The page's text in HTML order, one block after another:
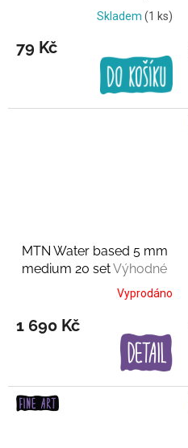
Skladem (1 ks)
79 Kč
MTN Water based 5 mm
medium 20 setVýhodné
Vyprodáno
1 690 Kč